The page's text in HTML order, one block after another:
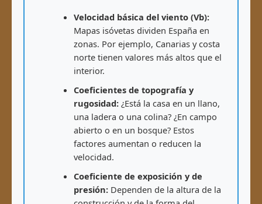
Velocidad básica del viento (Vb):
Mapas isóvetas dividen España en
zonas. Por ejemplo, Canarias y costa
norte tienen valores más altos que el
interior.
Coeficientes de topografía y
rugosidad:¿Está la casa en un llano,
una ladera o una colina? ¿En campo
abierto o en un bosque? Estos
factores aumentan o reducen la
velocidad.
Coeficiente de exposición y de
presión:Dependen de la altura de la